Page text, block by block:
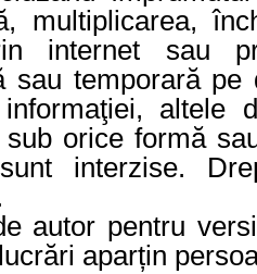
multiplicarea,
internet sau
sau temporară
informaţiei, altele
sub orice formă
interzise.
autor pentru
aparțin